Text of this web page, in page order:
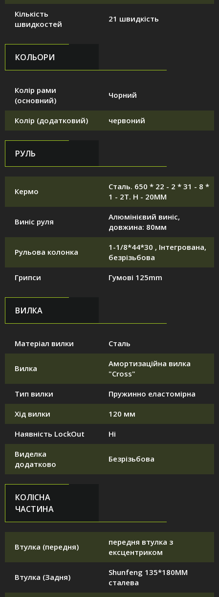
Кількість
швидкостей
21 швидкість
КОЛЬОРИ
Колір рами
(основний)
Чорний
Колір (додатковий) червоний
РУЛЬ
Кермо
Сталь. 650 * 22 - 2 * 31 - 8 *
1 - 2T. H - 20MM
Виніс руля
Алюмінієвий виніс,
довжина: 80мм
Рульова колонка
1-1/8*44*30 , Інтегрована,
безрізьбова
Грипси Гумові 125mm
ВИЛКА
Матеріал вилки Сталь
Вилка
Амортизаційна вилка
"Cross"
Тип вилки Пружинно еластомірна
Хід вилки 120 мм
Наявність LockOut Ні
Виделка
додатково
Безрізьбова
КОЛІСНА
ЧАСТИНА
Втулка (передня)
передня втулка з
ексцентриком
Втулка (Задня)
Shunfeng 135*180MM
сталева